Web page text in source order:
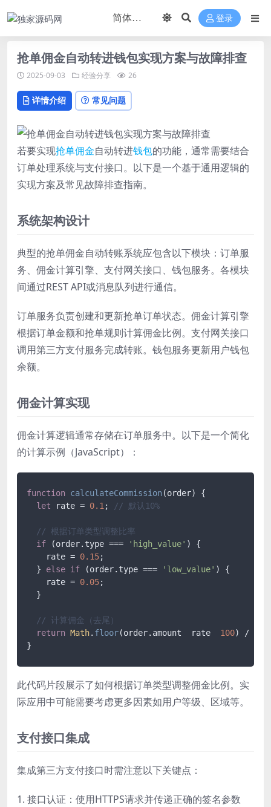
登录
抢单佣金自动转进钱包实现方案与故障排查
2025-09-03 经验分享 26
详情介绍 常见问题
若要实现抢单佣金自动转进钱包的功能，通常需要结合
订单处理系统与支付接口。以下是一个基于通用逻辑的
实现方案及常见故障排查指南。
系统架构设计
典型的抢单佣金自动转账系统应包含以下模块：订单服
务、佣金计算引擎、支付网关接口、钱包服务。各模块
间通过REST API或消息队列进行通信。
订单服务负责创建和更新抢单订单状态。佣金计算引擎
根据订单金额和抢单规则计算佣金比例。支付网关接口
调用第三方支付服务完成转账。钱包服务更新用户钱包
余额。
佣金计算实现
佣金计算逻辑通常存储在订单服务中。以下是一个简化
的计算示例（JavaScript）：
function calculateCommission(order) {
let rate = 0.1 ; // 默认10%
// 根据订单类型调整比率
if (order. type === 'high_value' ) {
    rate =
0.15;
  }
else if (order. type === 'low_value' ) {
    rate =
0.05;
  }
// 计算佣金（去尾）
return Math. floor(order. amount
  rate
100) /
}
此代码片段展示了如何根据订单类型调整佣金比例。实
际应用中可能需要考虑更多因素如用户等级、区域等。
支付接口集成
集成第三方支付接口时需注意以下关键点：
1. 接口认证：使用HTTPS请求并传递正确的签名参数